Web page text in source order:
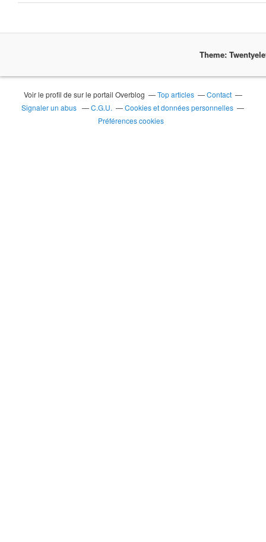
Theme:
Voir le profil de sur le portail Overblog Top articles
Contact
Signaler un abus
C.G.U.
Cookies et données personnelles
Préférences cookies